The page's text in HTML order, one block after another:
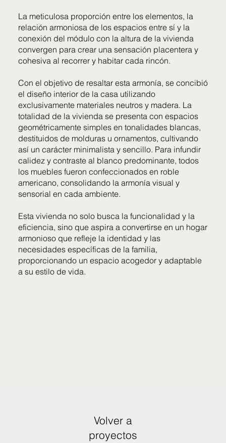
La meticulosa proporción entre los elementos, la
relación armoniosa de los espacios entre sí y la
conexión del módulo con la altura de la vivienda
convergen para crear una sensación placentera y
cohesiva al recorrer y habitar cada rincón.
Con el objetivo de resaltar esta armonía, se concibió
el diseño interior de la casa utilizando
exclusivamente materiales neutros y madera. La
totalidad de la vivienda se presenta con espacios
geométricamente simples en tonalidades blancas,
destituidos de molduras u ornamentos, cultivando
así un carácter minimalista y sencillo. Para infundir
calidez y contraste al blanco predominante, todos
los muebles fueron confeccionados en roble
americano, consolidando la armonía visual y
sensorial en cada ambiente.
Esta vivienda no solo busca la funcionalidad y la
eficiencia, sino que aspira a convertirse en un hogar
armonioso que refleje la identidad y las
necesidades específicas de la familia,
proporcionando un espacio acogedor y adaptable
a su estilo de vida.
Volver a
proyectos